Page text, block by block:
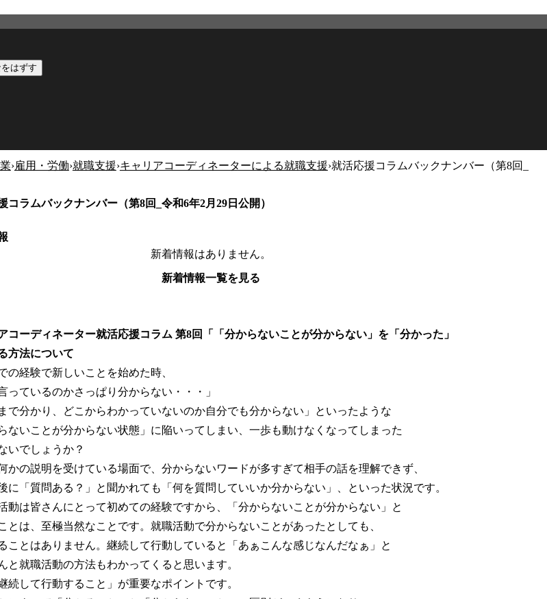
はずす
›雇用・労働›就職支援›キャリアコーディネーターによる就職支援›就活応援コラムバックナンバー（第8回_
コラムバックナンバー（第8回_令和6年2月29日公開）
新着情報はありません。
新着情報一覧を見る
コーディネーター就活応援コラム 第8回「「分からないことが分からない」を「分かった」
方法について
の経験で新しいことを始めた時、
っているのかさっぱり分からない・・・」
まで分かり、どこからわかっていないのか自分でも分からない」といったような
らないことが分からない状態」に陥いってしまい、一歩も動けなくなってしまった
いでしょうか？
かの説明を受けている場面で、分からないワードが多すぎて相手の話を理解できず、
に「質問ある？」と聞かれても「何を質問していいか分からない」、といった状況です。
動は皆さんにとって初めての経験ですから、「分からないことが分からない」と
とは、至極当然なことです。就職活動で分からないことがあったとしても、
ことはありません。継続して行動していると「あぁこんな感じなんだなぁ」と
と就職活動の方法もわかってくると思います。
続して行動すること」が重要なポイントです。